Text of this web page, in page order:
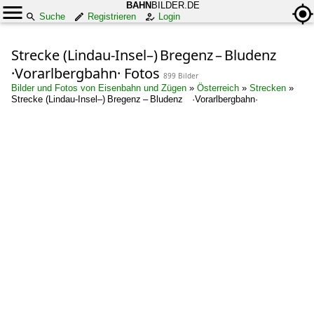
BAHN BILDER.DE
Suche
Registrieren Login
Strecke (Lindau-Insel–) Bregenz – Bludenz
·Vorarlbergbahn· Fotos 899 Bilder
Bilder und Fotos von Eisenbahn und Zügen » Österreich » Strecken »
Strecke (Lindau-Insel–) Bregenz – Bludenz ·Vorarlbergbahn·